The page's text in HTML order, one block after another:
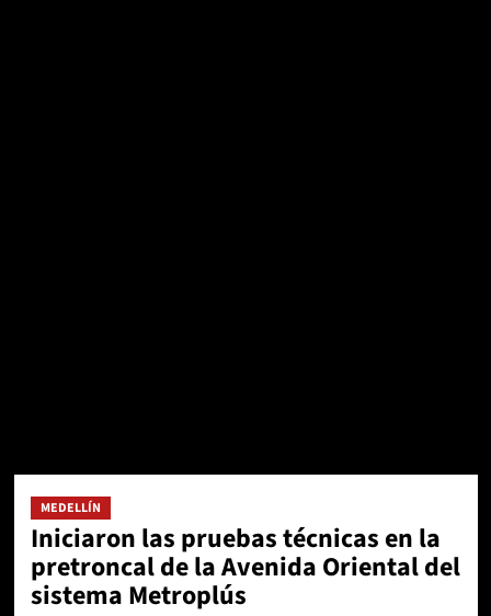
MEDELLÍN
Iniciaron las pruebas técnicas en la
pretroncal de la Avenida Oriental del
sistema Metroplús